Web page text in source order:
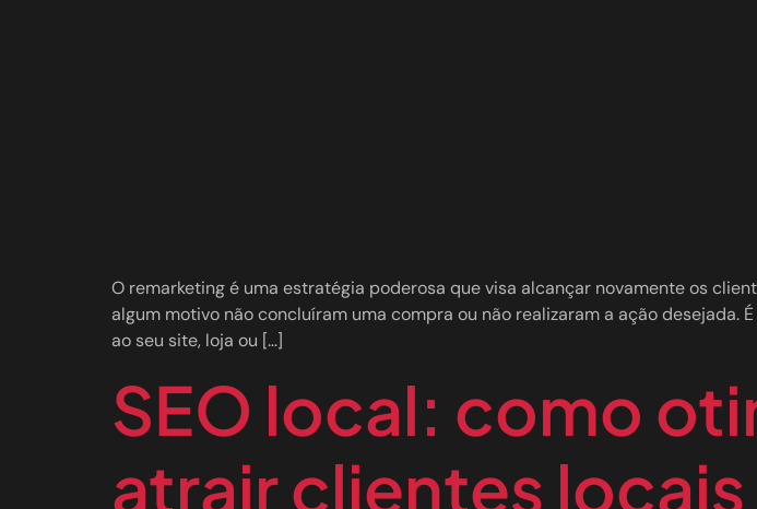
O remarketing é uma estratégia poderosa que visa alcançar novamente os
algum motivo não concluíram uma compra ou não realizaram a ação
ao seu site, loja ou […]
SEO local: como
atrair clientes locais